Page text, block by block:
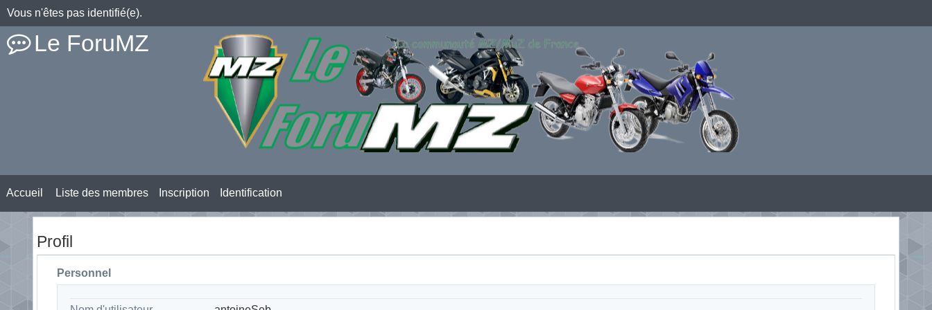
Vous n'êtes pas identifié(e).
Le ForuMZ
Accueil Liste des membres Inscription Identification
Profil
Personnel